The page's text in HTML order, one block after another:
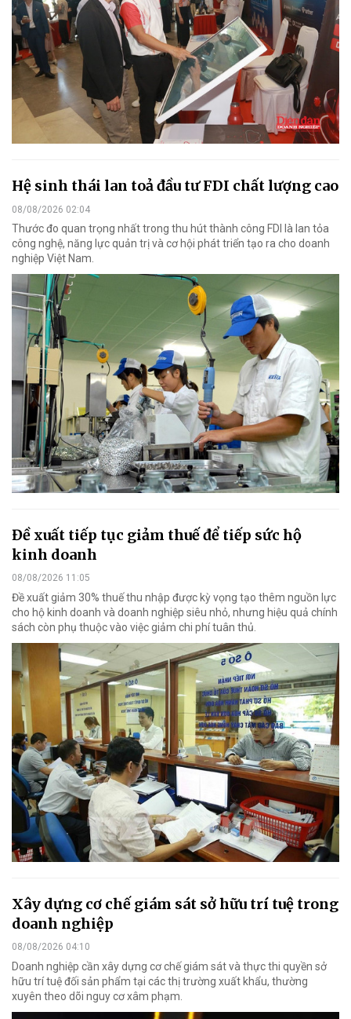
Hệ sinh thái lan toả đầu tư FDI chất lượng cao
08/08/2026 02:04
Thước đo quan trọng nhất trong thu hút thành công FDI là lan tỏa
công nghệ, năng lực quản trị và cơ hội phát triển tạo ra cho doanh
nghiệp Việt Nam.
Đề xuất tiếp tục giảm thuế để tiếp sức hộ
kinh doanh
08/08/2026 11:05
Đề xuất giảm 30% thuế thu nhập được kỳ vọng tạo thêm nguồn lực
cho hộ kinh doanh và doanh nghiệp siêu nhỏ, nhưng hiệu quả chính
sách còn phụ thuộc vào việc giảm chi phí tuân thủ.
Xây dựng cơ chế giám sát sở hữu trí tuệ trong
doanh nghiệp
08/08/2026 04:10
Doanh nghiệp cần xây dựng cơ chế giám sát và thực thi quyền sở
hữu trí tuệ đối sản phẩm tại các thị trường xuất khẩu, thường
xuyên theo dõi nguy cơ xâm phạm.